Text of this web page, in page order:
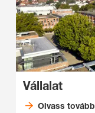
Vállalat
Olvass tovább